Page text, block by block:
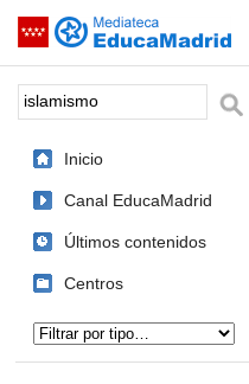
Saltar navegación
Palabra o frase:
Inicio
Canal EducaMadrid
Últimos contenidos
Centros